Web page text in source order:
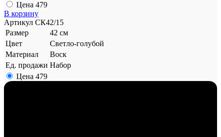
Цена 479
В корзину
Артикул СК42/15
Размер
42 см
Цвет
Светло-голубой
Материал
Воск
Ед. продажи Набор
Цена 479